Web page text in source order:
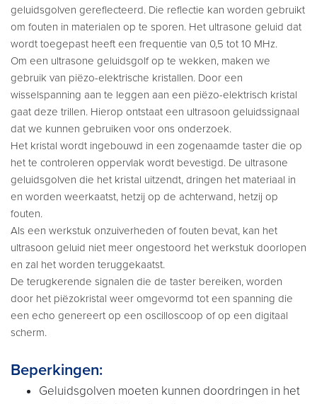
geluidsgolven gereflecteerd. Die reflectie kan worden gebruikt
om fouten in materialen op te sporen. Het ultrasone geluid dat
wordt toegepast heeft een frequentie van 0,5 tot 10 MHz.
Om een ultrasone geluidsgolf op te wekken, maken we
gebruik van piëzo-elektrische kristallen. Door een
wisselspanning aan te leggen aan een piëzo-elektrisch kristal
gaat deze trillen. Hierop ontstaat een ultrasoon geluidssignaal
dat we kunnen gebruiken voor ons onderzoek.
Het kristal wordt ingebouwd in een zogenaamde taster die op
het te controleren oppervlak wordt bevestigd. De ultrasone
geluidsgolven die het kristal uitzendt, dringen het materiaal in
en worden weerkaatst, hetzij op de achterwand, hetzij op
fouten.
Als een werkstuk onzuiverheden of fouten bevat, kan het
ultrasoon geluid niet meer ongestoord het werkstuk doorlopen
en zal het worden teruggekaatst.
De terugkerende signalen die de taster bereiken, worden
door het piëzokristal weer omgevormd tot een spanning die
een echo genereert op een oscilloscoop of op een digitaal
scherm.
Beperkingen:
Geluidsgolven moeten kunnen doordringen in het